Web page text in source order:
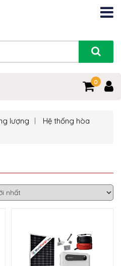
0
lượng
Hệ thống hòa